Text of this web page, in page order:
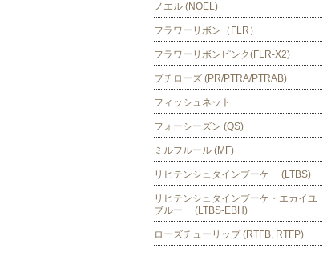
ノエル (NOEL)
フラワーリボン（FLR）
フラワーリボンピンク(FLR-X2)
プチローズ (PR/PTRA/PTRAB)
フィッシュネット
フォーシーズン (QS)
ミルフルール (MF)
リヒテンシュタインブーケ (LTBS)
リヒテンシュタインブーケ・エカイユ
ブルー (LTBS-EBH)
ローズチューリップ (RTFB, RTFP)